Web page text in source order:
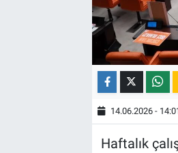
14.06.2026 -
Haftalık